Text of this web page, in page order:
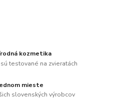
kozmetika
testované na zvieratách
mieste
slovenských výrobcov